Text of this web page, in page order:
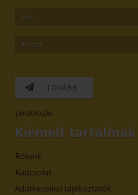
TOVÁBB
Leiratkozás
Kiemelt tartalmak
Rólunk
Kapcsolat
Adatkezelési tájékoztatók